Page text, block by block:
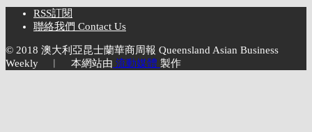
RSS訂閱
聯絡我們 Contact Us
© 2018 澳大利亞昆士蘭華商周報 Queensland Asian Business
Weekly ︱ 本網站由 流動媒體 製作